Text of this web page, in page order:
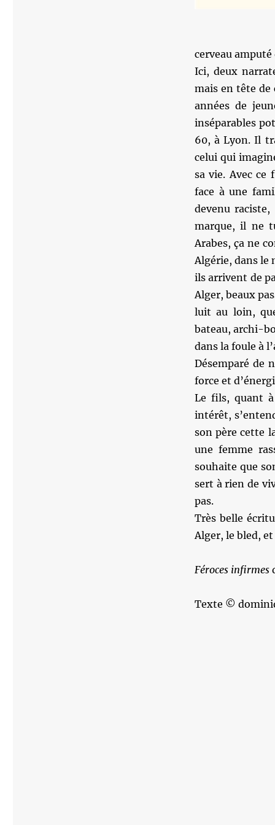
cerveau
Ici, deux
mais en tête de
années de
inséparables
60, à Lyon. Il
celui qui
sa vie. Avec ce
face à une
devenu
marque, il ne
Arabes, ça ne
Algérie, dans le
ils arrivent de
Alger, beaux
luit au loin,
bateau, archi-
dans la foule à
Désemparé de
force et
Le fils, quant
intérêt,
son père cette
une femme
souhaite que
sert à rien de
pas.
Très belle
Alger, le bled,
Féroces infirmes
Texte ©